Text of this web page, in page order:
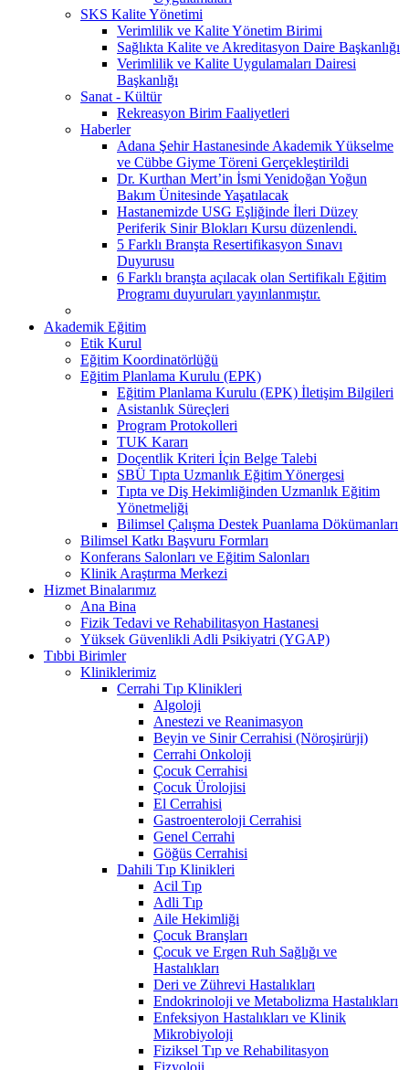
SKS Kalite Yönetimi
Verimlilik ve Kalite Yönetim Birimi
Sağlıkta Kalite ve Akreditasyon Daire Başkanlığı
Verimlilik ve Kalite Uygulamaları Dairesi
Başkanlığı
Sanat - Kültür
Rekreasyon Birim Faaliyetleri
Haberler
Adana Şehir Hastanesinde Akademik Yükselme
ve Cübbe Giyme Töreni Gerçekleştirildi
Dr. Kurthan Mert’in İsmi Yenidoğan Yoğun
Bakım Ünitesinde Yaşatılacak
Hastanemizde USG Eşliğinde İleri Düzey
Periferik Sinir Blokları Kursu düzenlendi.
5 Farklı Branşta Resertifikasyon Sınavı
Duyurusu
6 Farklı branşta açılacak olan Sertifikalı Eğitim
Programı duyuruları yayınlanmıştır.
Akademik Eğitim
Etik Kurul
Eğitim Koordinatörlüğü
Eğitim Planlama Kurulu (EPK)
Eğitim Planlama Kurulu (EPK) İletişim Bilgileri
Asistanlık Süreçleri
Program Protokolleri
TUK Kararı
Doçentlik Kriteri İçin Belge Talebi
SBÜ Tıpta Uzmanlık Eğitim Yönergesi
Tıpta ve Diş Hekimliğinden Uzmanlık Eğitim
Yönetmeliği
Bilimsel Çalışma Destek Puanlama Dökümanları
Bilimsel Katkı Başvuru Formları
Konferans Salonları ve Eğitim Salonları
Klinik Araştırma Merkezi
Hizmet Binalarımız
Ana Bina
Fizik Tedavi ve Rehabilitasyon Hastanesi
Yüksek Güvenlikli Adli Psikiyatri (YGAP)
Tıbbi Birimler
Kliniklerimiz
Cerrahi Tıp Klinikleri
Algoloji
Anestezi ve Reanimasyon
Beyin ve Sinir Cerrahisi (Nöroşirürji)
Cerrahi Onkoloji
Çocuk Cerrahisi
Çocuk Ürolojisi
El Cerrahisi
Gastroenteroloji Cerrahisi
Genel Cerrahi
Göğüs Cerrahisi
Dahili Tıp Klinikleri
Acil Tıp
Adli Tıp
Aile Hekimliği
Çocuk Branşları
Çocuk ve Ergen Ruh Sağlığı ve
Hastalıkları
Deri ve Zührevi Hastalıkları
Endokrinoloji ve Metabolizma Hastalıkları
Enfeksiyon Hastalıkları ve Klinik
Mikrobiyoloji
Fiziksel Tıp ve Rehabilitasyon
Fizyoloji